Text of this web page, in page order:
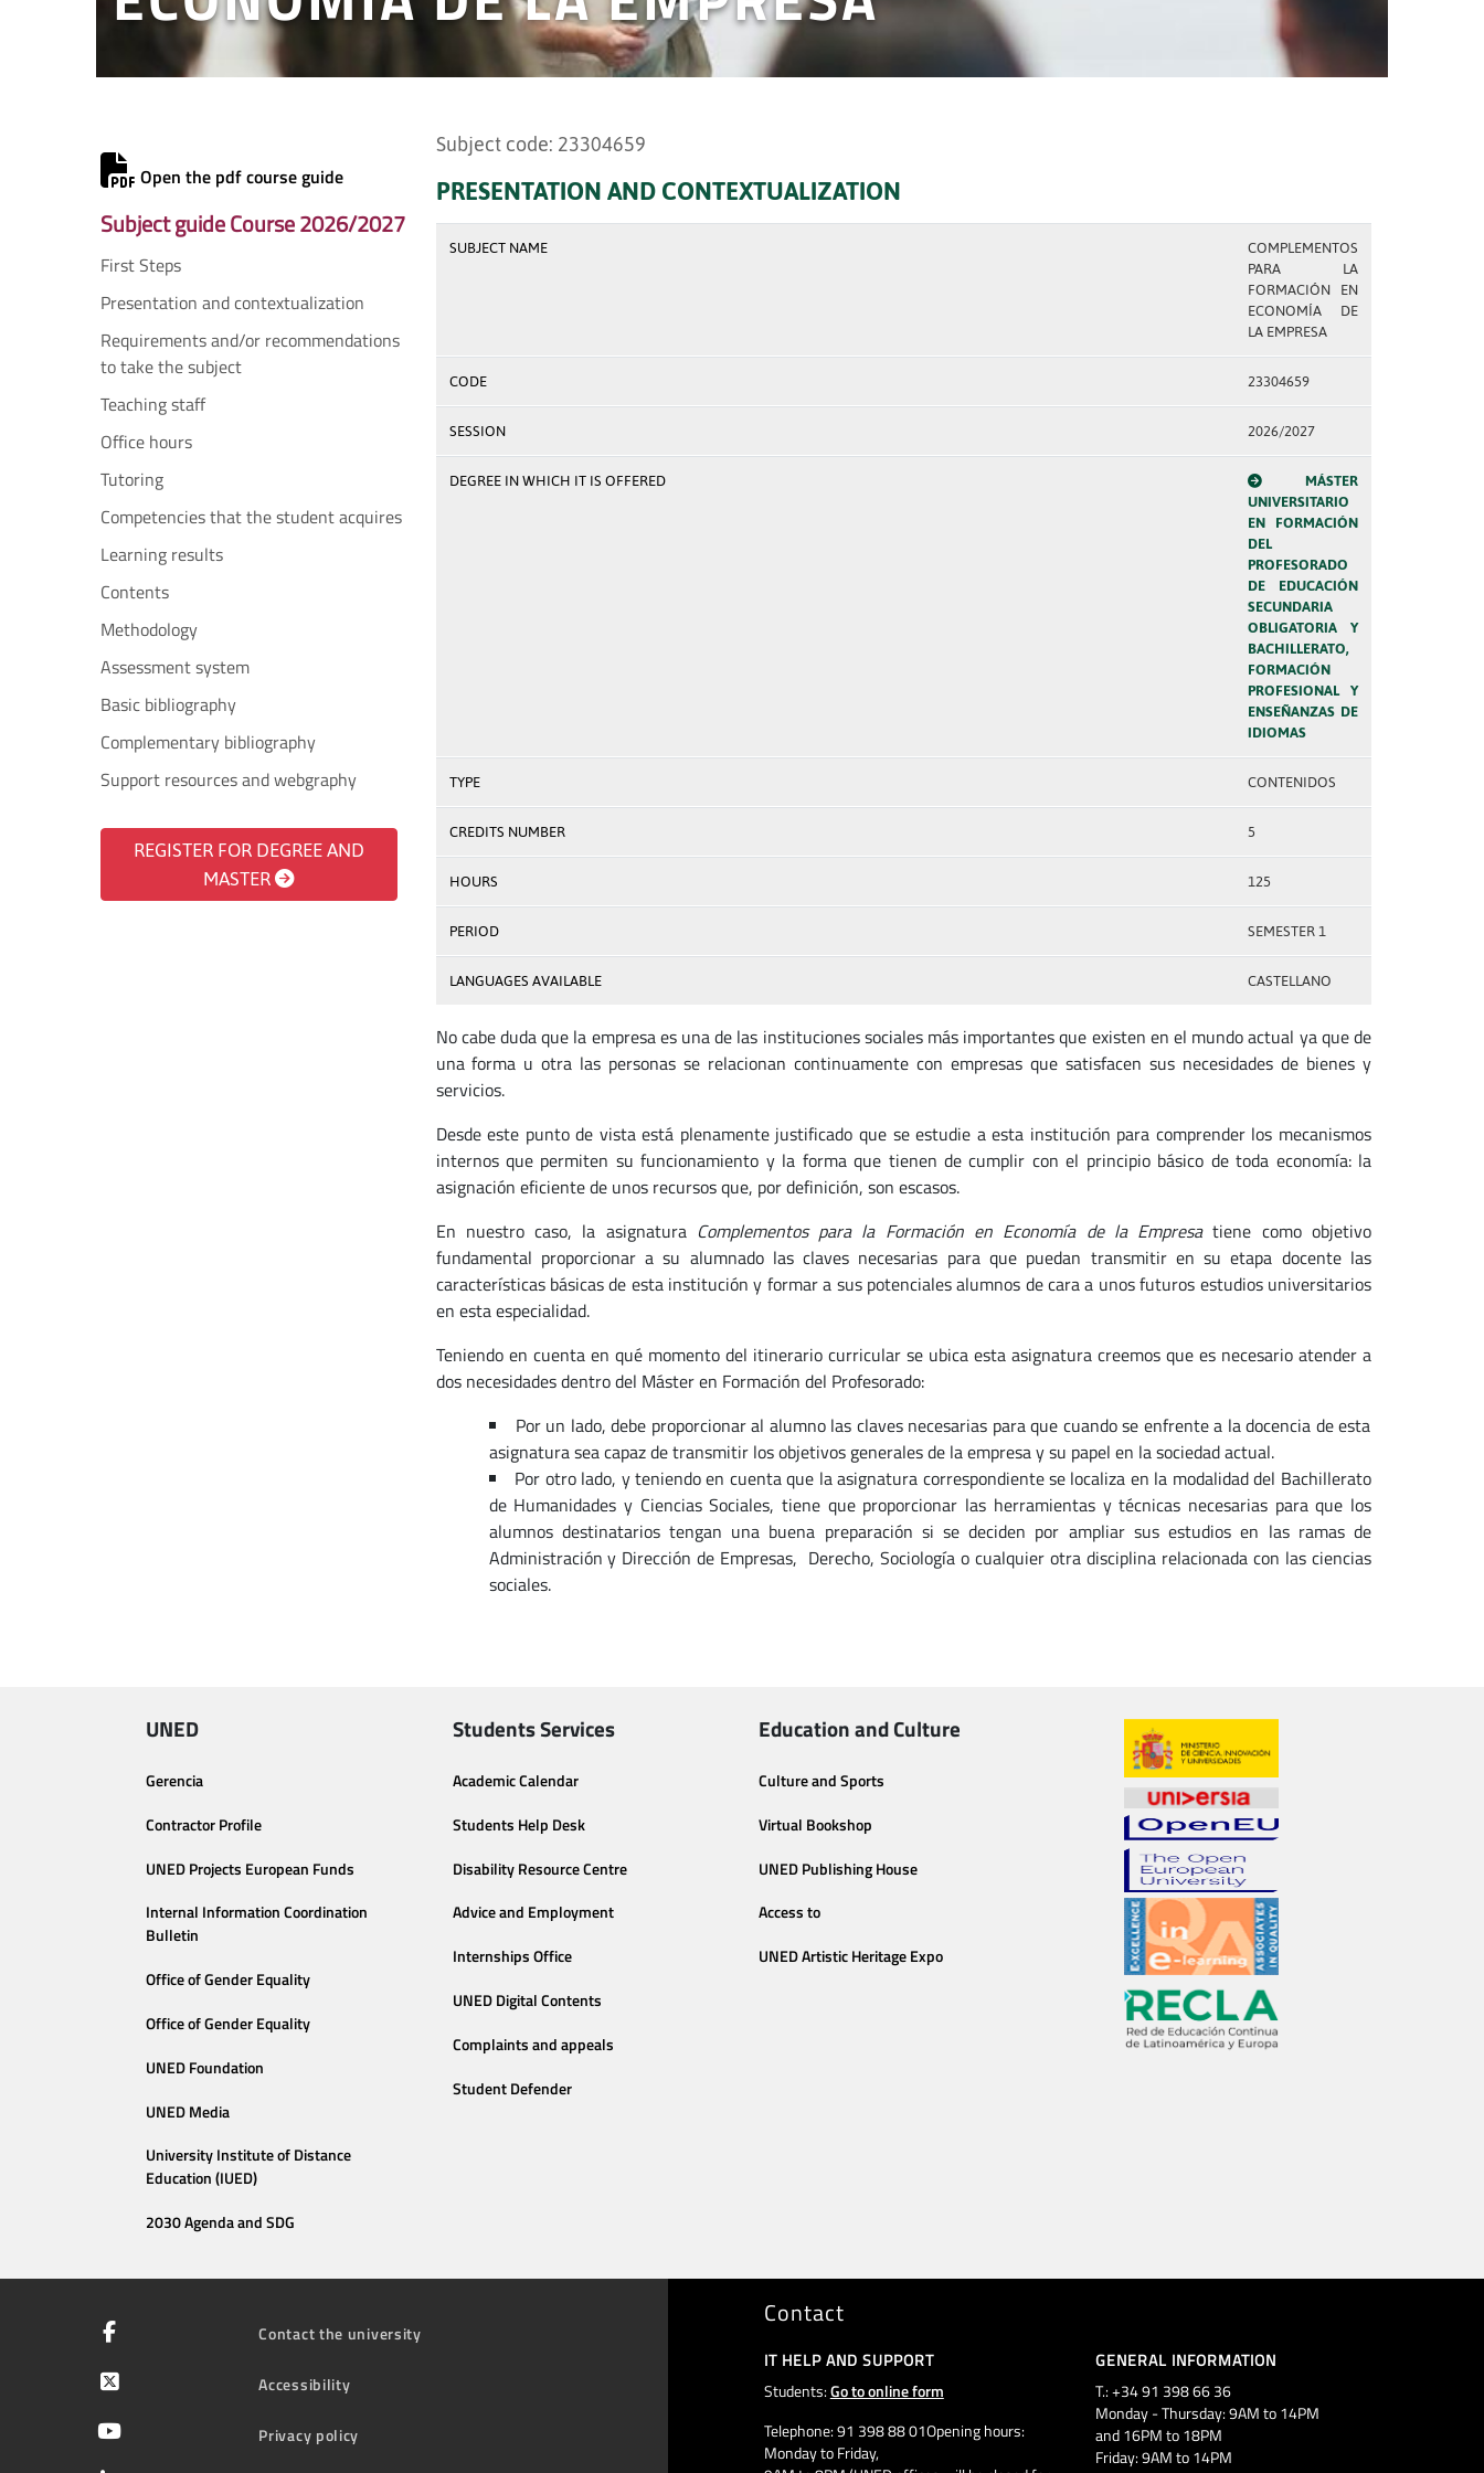
Open the pdf course guide
Subject guide Course 2026/2027
First Steps
Presentation and contextualization
Requirements and/or recommendations
to take the subject
Teaching staff
Office hours
Tutoring
Competencies that the student acquires
Learning results
Contents
Methodology
Assessment system
Basic bibliography
Complementary bibliography
Support resources and webgraphy
REGISTER FOR DEGREE AND
MASTER
Subject code: 23304659
PRESENTATION AND CONTEXTUALIZATION
SUBJECT NAME
COMPLEMENTOS
PARA LA
FORMACIÓN EN
ECONOMÍA DE
LA EMPRESA
CODE 23304659
SESSION 2026/2027
DEGREE IN WHICH IT IS OFFERED
MÁSTER
UNIVERSITARIO
EN FORMACIÓN
DEL
PROFESORADO
DE EDUCACIÓN
SECUNDARIA
OBLIGATORIA Y
BACHILLERATO,
FORMACIÓN
PROFESIONAL Y
ENSEÑANZAS DE
IDIOMAS
TYPE CONTENIDOS
CREDITS NUMBER 5
HOURS 125
PERIOD SEMESTER 1
LANGUAGES AVAILABLE CASTELLANO
No cabe duda que la empresa es una de las instituciones sociales más importantes que existen en el mundo actual ya que de
una forma u otra las personas se relacionan continuamente con empresas que satisfacen sus necesidades de bienes y
servicios.
Desde este punto de vista está plenamente justificado que se estudie a esta institución para comprender los mecanismos
internos que permiten su funcionamiento y la forma que tienen de cumplir con el principio básico de toda economía: la
asignación eficiente de unos recursos que, por definición, son escasos.
En nuestro caso, la asignatura Complementos para la Formación en Economía de la Empresatiene como objetivo
fundamental proporcionar a su alumnado las claves necesarias para que puedan transmitir en su etapa docente las
características básicas de esta institución y formar a sus potenciales alumnos de cara a unos futuros estudios universitarios
en esta especialidad.
Teniendo en cuenta en qué momento del itinerario curricular se ubica esta asignatura creemos que es necesario atender a
dos necesidades dentro del Máster en Formación del Profesorado:
Por un lado, debe proporcionar al alumno las claves necesarias para que cuando se enfrente a la docencia de esta
asignatura sea capaz de transmitir los objetivos generales de la empresa y su papel en la sociedad actual.
Por otro lado, y teniendo en cuenta que la asignatura correspondiente se localiza en la modalidad del Bachillerato
de Humanidades y Ciencias Sociales, tiene que proporcionar las herramientas y técnicas necesarias para que los
alumnos destinatarios tengan una buena preparación si se deciden por ampliar sus estudios en las ramas de
Administración y Dirección de Empresas, Derecho, Sociología o cualquier otra disciplina relacionada con las ciencias
sociales.
UNED
Gerencia
Contractor Profile
UNED Projects European Funds
Internal Information Coordination
Bulletin
Office of Gender Equality
Office of Gender Equality
UNED Foundation
UNED Media
University Institute of Distance
Education (IUED)
2030 Agenda and SDG
Students Services
Academic Calendar
Students Help Desk
Disability Resource Centre
Advice and Employment
Internships Office
UNED Digital Contents
Complaints and appeals
Student Defender
Education and Culture
Culture and Sports
Virtual Bookshop
UNED Publishing House
Access to
UNED Artistic Heritage Expo
Contact the university
Accessibility
Privacy policy
Contact
IT HELP AND SUPPORT
Students:Go to online form
Telephone: 91 398 88 01Opening hours:
Monday to Friday,
GENERAL INFORMATION
T.: +34 91 398 66 36
Monday - Thursday: 9AM to 14PM
and 16PM to 18PM
Friday: 9AM to 14PM